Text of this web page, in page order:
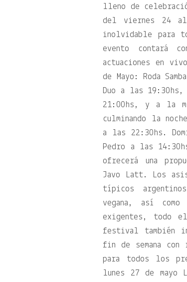
lleno de
del viernes 24 al
inolvidable para
evento contará
actuaciones en
de Mayo: Roda
Duo a las 19:30hs,
21:00hs, y a la
culminando la
a las 22:30hs.
Pedro a las
ofrecerá una
Javo Latt. Los
típicos
vegana, así como
exigentes, todo
festival también
fin de semana con
para todos los
lunes 27 de